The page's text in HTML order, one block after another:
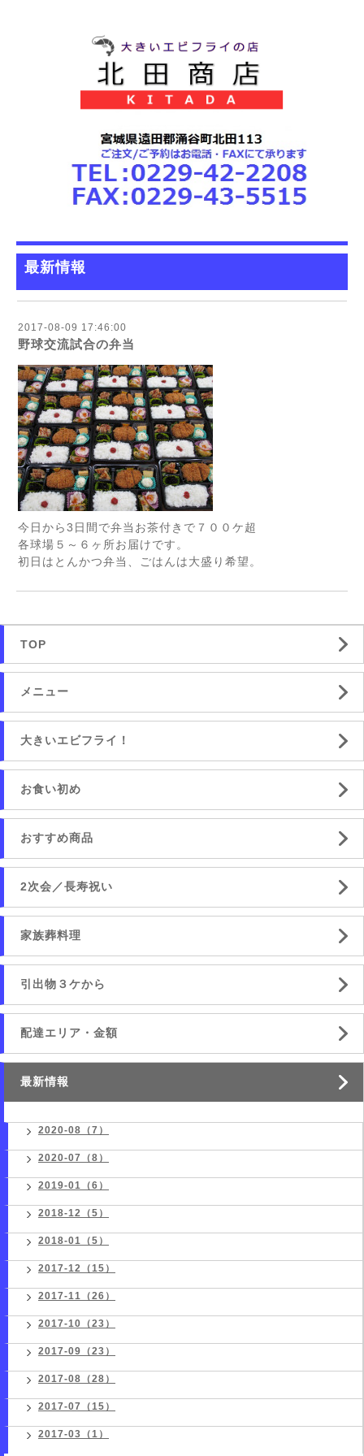
最新情報
2017-08-09 17:46:00
野球交流試合の弁当
今日から3日間で弁当お茶付きで７００ケ超
各球場５～６ヶ所お届けです。
初日はとんかつ弁当、ごはんは大盛り希望。
TOP
メニュー
大きいエビフライ！
お食い初め
おすすめ商品
2次会／長寿祝い
家族葬料理
引出物３ケから
配達エリア・金額
最新情報
2020-08（7）
2020-07（8）
2019-01（6）
2018-12（5）
2018-01（5）
2017-12（15）
2017-11（26）
2017-10（23）
2017-09（23）
2017-08（28）
2017-07（15）
2017-03（1）